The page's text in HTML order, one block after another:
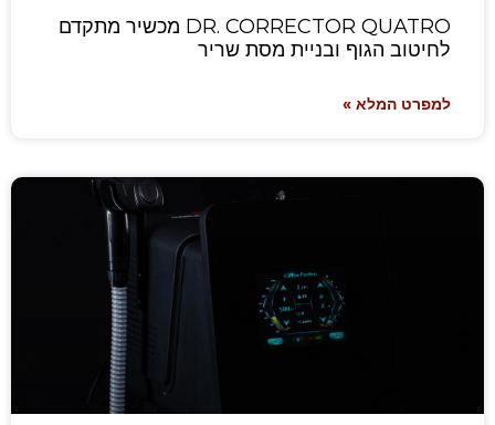
DR. CORRECTOR QUATRO מכשיר מתקדם
לחיטוב הגוף ובניית מסת שריר
למפרט המלא »